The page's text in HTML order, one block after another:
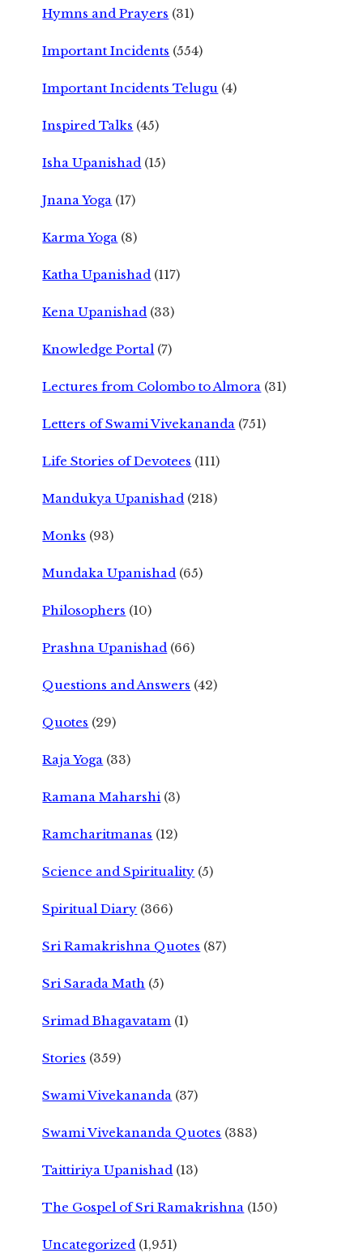
Hymns and Prayers (31)
Important Incidents (554)
Important Incidents Telugu (4)
Inspired Talks (45)
Isha Upanishad (15)
Jnana Yoga (17)
Karma Yoga (8)
Katha Upanishad (117)
Kena Upanishad (33)
Knowledge Portal (7)
Lectures from Colombo to Almora (31)
Letters of Swami Vivekananda (751)
Life Stories of Devotees (111)
Mandukya Upanishad (218)
Monks (93)
Mundaka Upanishad (65)
Philosophers (10)
Prashna Upanishad (66)
Questions and Answers (42)
Quotes (29)
Raja Yoga (33)
Ramana Maharshi (3)
Ramcharitmanas (12)
Science and Spirituality (5)
Spiritual Diary (366)
Sri Ramakrishna Quotes (87)
Sri Sarada Math (5)
Srimad Bhagavatam (1)
Stories (359)
Swami Vivekananda (37)
Swami Vivekananda Quotes (383)
Taittiriya Upanishad (13)
The Gospel of Sri Ramakrishna (150)
Uncategorized (1,951)